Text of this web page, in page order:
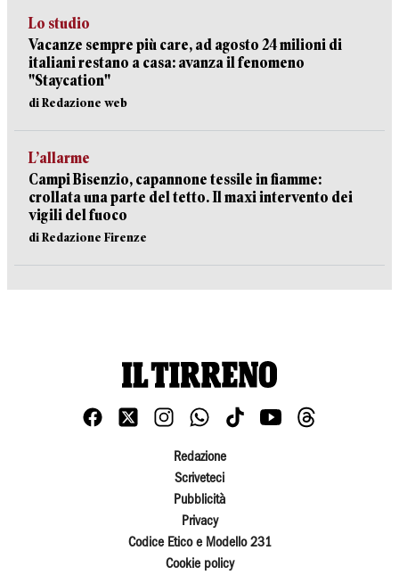
Lo studio
Vacanze sempre più care, ad agosto 24 milioni di
italiani restano a casa: avanza il fenomeno
"Staycation"
di Redazione web
L’allarme
Campi Bisenzio, capannone tessile in fiamme:
crollata una parte del tetto. Il maxi intervento dei
vigili del fuoco
di Redazione Firenze
Redazione
Scriveteci
Pubblicità
Privacy
Codice Etico e Modello 231
Cookie policy